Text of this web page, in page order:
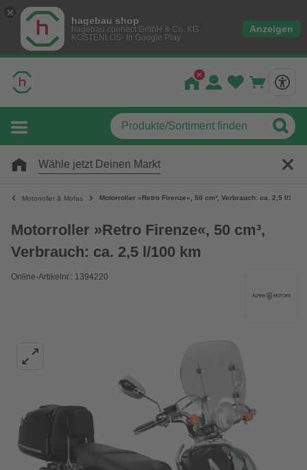
hagebau shop
hagebau connect GmbH & Co. KG
KOSTENLOS- In Google Play
Anzeigen
Wähle jetzt Deinen Markt
Motorroller & Mofas Motorroller »Retro Firenze«, 50 cm³, Verbrauch: ca. 2,5 l/100
Motorroller »Retro Firenze«, 50 cm³,
Verbrauch: ca. 2,5 l/100 km
Online-Artikelnr.: 1394220